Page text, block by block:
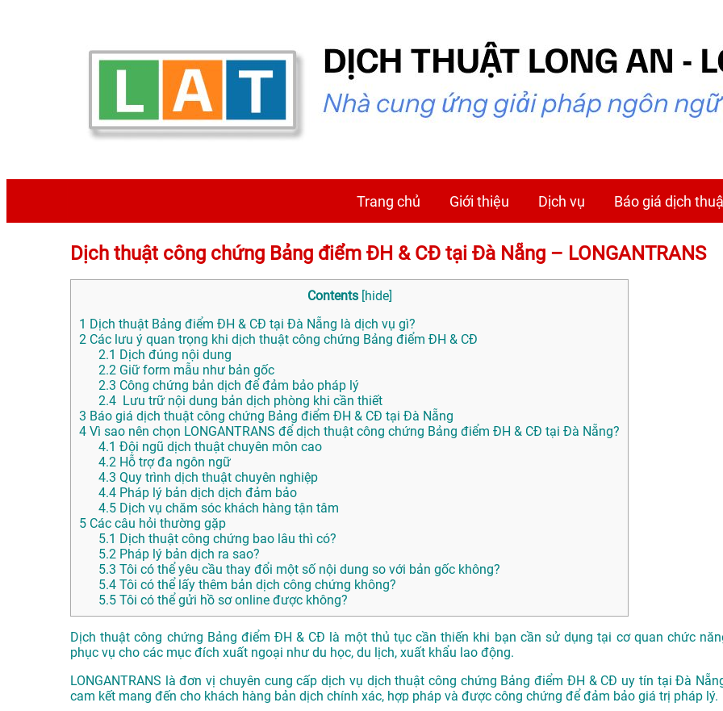
Trang chủ Giới thiệu Dịch vụ Báo giá dịch
Dịch thuật công chứng Bảng điểm ĐH & CĐ tại Đà Nẵng – LONGANTRANS
Contents [hide]
1 Dịch thuật Bảng điểm ĐH & CĐ tại Đà Nẵng là dịch vụ gì?
2 Các lưu ý quan trọng khi dịch thuật công chứng Bảng điểm ĐH & CĐ
2.1 Dịch đúng nội dung
2.2 Giữ form mẫu như bản gốc
2.3 Công chứng bản dịch để đảm bảo pháp lý
2.4 Lưu trữ nội dung bản dịch phòng khi cần thiết
3 Báo giá dịch thuật công chứng Bảng điểm ĐH & CĐ tại Đà Nẵng
4 Vì sao nên chọn LONGANTRANS để dịch thuật công chứng Bảng điểm ĐH & CĐ tại Đà Nẵng?
4.1 Đội ngũ dịch thuật chuyên môn cao
4.2 Hỗ trợ đa ngôn ngữ
4.3 Quy trình dịch thuật chuyên nghiệp
4.4 Pháp lý bản dịch dịch đảm bảo
4.5 Dịch vụ chăm sóc khách hàng tận tâm
5 Các câu hỏi thường gặp
5.1 Dịch thuật công chứng bao lâu thì có?
5.2 Pháp lý bản dịch ra sao?
5.3 Tôi có thể yêu cầu thay đổi một số nội dung so với bản gốc không?
5.4 Tôi có thể lấy thêm bản dịch công chứng không?
5.5 Tôi có thể gửi hồ sơ online được không?
Dịch thuật công chứng Bảng điểm ĐH & CĐ là một thủ tục cần thiến khi bạn cần sử dụng tại cơ quan chức
phục vụ cho các mục đích xuất ngoại như du học, du lịch, xuất khẩu lao động.
LONGANTRANS là đơn vị chuyên cung cấp dịch vụ dịch thuật công chứng Bảng điểm ĐH & CĐ uy tín tại Đà
cam kết mang đến cho khách hàng bản dịch chính xác, hợp pháp và được công chứng để đảm bảo giá trị pháp lý.